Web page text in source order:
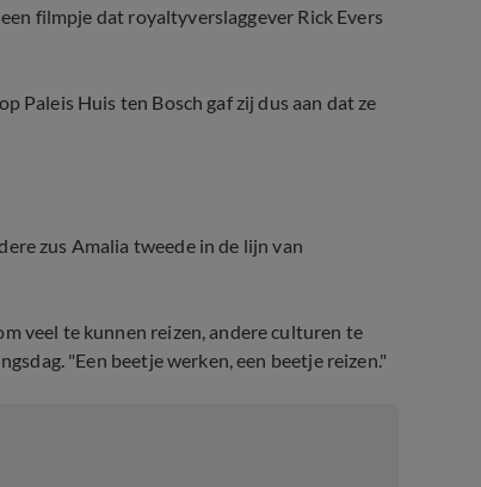
filmpje dat royaltyverslaggever Rick Evers
Paleis Huis ten Bosch gaf zij dus aan dat ze
zus Amalia tweede in de lijn van
veel te kunnen reizen, andere culturen te
"Een beetje werken, een beetje reizen."